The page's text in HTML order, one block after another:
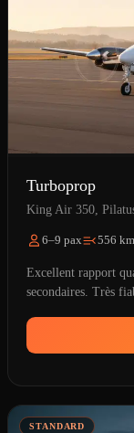
Turboprop
King Air 350,
6–9 pax 556
Excellent rapport
secondaires. Très
STANDARD